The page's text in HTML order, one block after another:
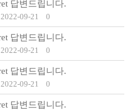
답변드립니다.
2022-09-21 0
답변드립니다.
2022-09-21 0
답변드립니다.
2022-09-21 0
답변드립니다.